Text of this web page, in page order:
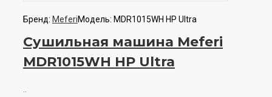
Бренд: MeferiМодель: MDR1015WH HP Ultra
Сушильная машина Meferi
MDR1015WH HP Ultra